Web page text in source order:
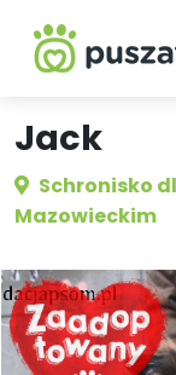
Jack
Schronisko
Mazowieckim